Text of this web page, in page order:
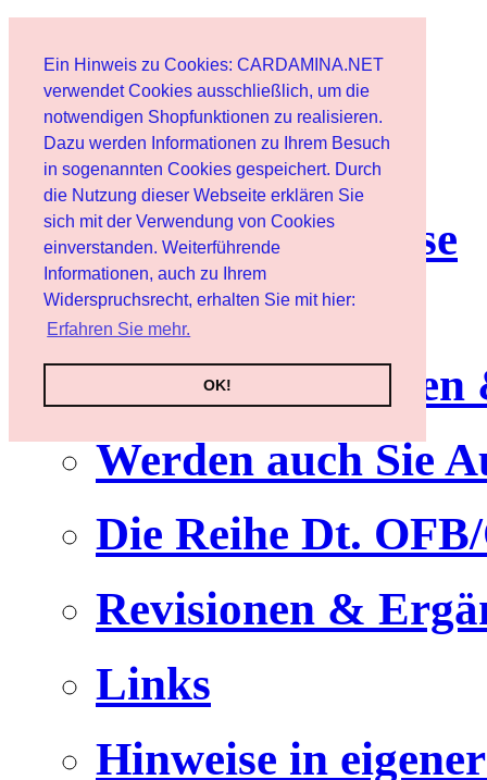
Ein Hinweis zu Cookies: CARDAMINA.NET
verwendet Cookies ausschließlich, um die
notwendigen Shopfunktionen zu realisieren.
Dazu werden Informationen zu Ihrem Besuch
in sogenannten Cookies gespeichert. Durch
die Nutzung dieser Webseite erklären Sie
sich mit der Verwendung von Cookies
einverstanden. Weiterführende
Informationen, auch zu Ihrem
Widerspruchsrecht, erhalten Sie mit hier:
Erfahren Sie mehr.
OK!
Benutzer
Newsletter
Nutzungshinweise
Service
Werden auch Sie
Die Reihe Dt.
Revisionen &
Links
Hinweise in